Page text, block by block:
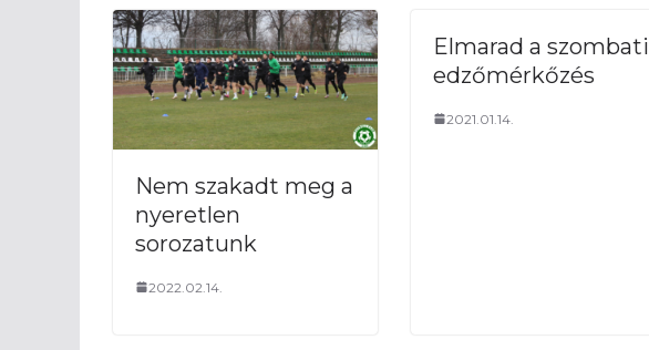
Nem szakadt meg a
nyeretlen
sorozatunk
2022.02.14.
Elmarad a szombati
edzőmérkőzés
2021.01.14.